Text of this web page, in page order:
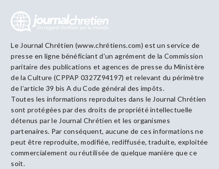
Le Journal Chrétien (www.chrétiens.com) est un service de
presse en ligne bénéficiant d’un agrément de la Commission
paritaire des publications et agences de presse du Ministère
de la Culture (CPPAP 0327Z94197) et relevant du périmètre
de l’article 39 bis A du Code général des impôts.
Toutes les informations reproduites dans le Journal Chrétien
sont protégées par des droits de propriété intellectuelle
détenus par le Journal Chrétien et les organismes
partenaires. Par conséquent, aucune de ces informations ne
peut être reproduite, modifiée, rediffusée, traduite, exploitée
commercialement ou réutilisée de quelque manière que ce
soit.